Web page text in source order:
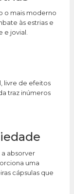
o mais moderno
às estrias e
e jovial.
livre de efeitos
traz inúmeros
absorver
uma
cápsulas que